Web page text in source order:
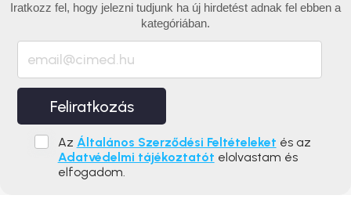
Iratkozz fel, hogy jelezni tudjunk ha új hirdetést adnak fel ebben a
kategóriában.
Feliratkozás
Az Általános Szerződési Feltételeket és az
Adatvédelmi tájékoztatót elolvastam és
elfogadom.